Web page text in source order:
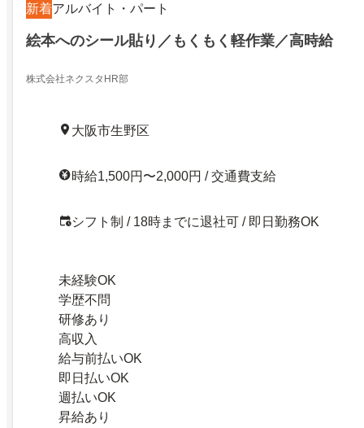
新着アルバイト・パート
絵本へのシール貼り／もくもく軽作業／高時給
株式会社ネクスタHR部
大阪市生野区
時給1,500円〜2,000円 / 交通費支給
シフト制 / 18時までに退社可 / 即日勤務OK
未経験OK
学歴不問
研修あり
高収入
給与前払いOK
即日払いOK
週払いOK
昇給あり